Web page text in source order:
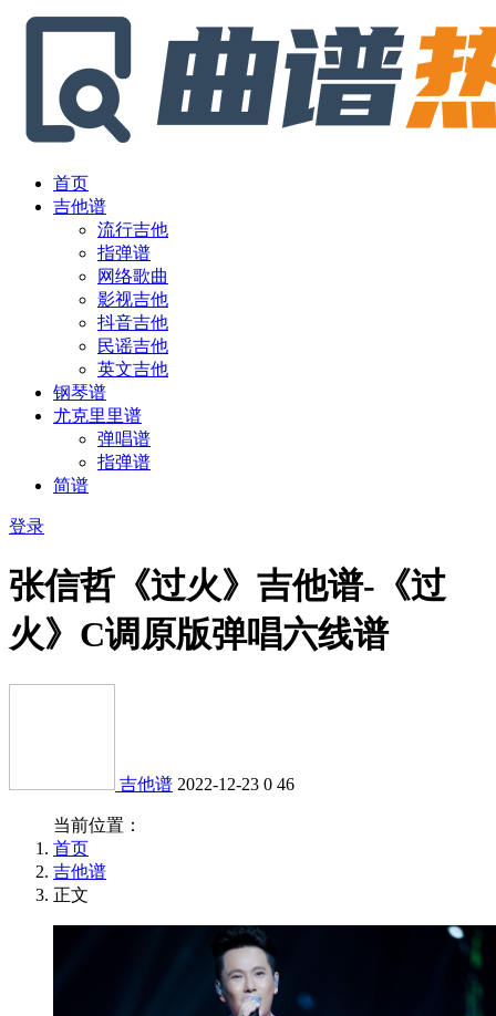
首页
吉他谱
流行吉他
指弹谱
网络歌曲
影视吉他
抖音吉他
民谣吉他
英文吉他
钢琴谱
尤克里里谱
弹唱谱
指弹谱
简谱
登录
张信哲《过火》吉他谱-《过
火》C调原版弹唱六线谱
吉他谱 2022-12-23 0 46
当前位置：
首页
吉他谱
正文